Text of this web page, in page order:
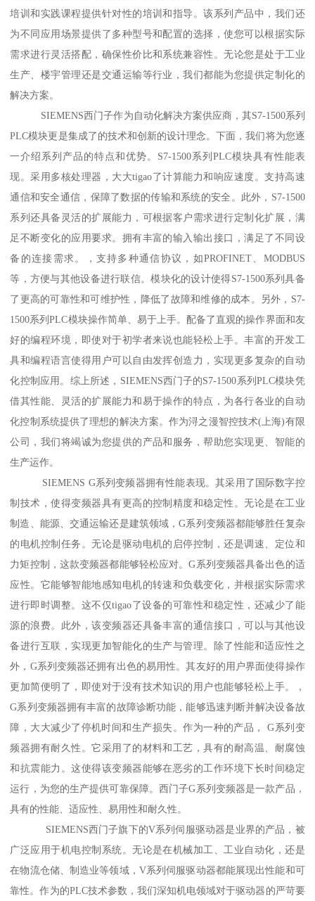
培训和实践课程提供针对性的培训和指导。该系列产品中，我们还
为不同应用场景提供了多种型号和配置的选择，使您可以根据实际
需求进行灵活搭配，确保性价比和系统兼容性。无论您是处于工业
生产、楼宇管理还是交通运输等行业，我们都能为您提供定制化的
解决方案。
SIEMENS西门子作为自动化解决方案供应商，其S7-1500系列
PLC模块更是集成了的技术和创新的设计理念。下面，我们将为您逐
一介绍系列产品的特点和优势。S7-1500系列PLC模块具有性能表
现。采用多核处理器，大大tigao了计算能力和响应速度。支持高速
通信和安全通信，保障了数据的传输和系统的安全。此外，S7-1500
系列还具备灵活的扩展能力，可根据客户需求进行定制化扩展，满
足不断变化的应用要求。拥有丰富的输入输出接口，满足了不同设
备的连接需求。，支持多种通信协议，如PROFINET、MODBUS
等，方便与其他设备进行联信。模块化的设计使得S7-1500系列具备
了更高的可靠性和可维护性，降低了故障和维修的成本。另外，S7-
1500系列PLC模块操作简单、易于上手。配备了直观的操作界面和友
好的编程环境，即使对于初学者来说也能轻松上手。丰富的开发工
具和编程语言使得用户可以自由发挥创造力，实现更多复杂的自动
化控制应用。综上所述，SIEMENS西门子的S7-1500系列PLC模块凭
借其性能、灵活的扩展能力和易于操作的特点，为各行各业的自动
化控制系统提供了理想的解决方案。作为浔之漫智控技术(上海)有限
公司，我们将竭诚为您提供的产品和服务，帮助您实现更、智能的
生产运作。
SIEMENS G系列变频器拥有性能表现。其采用了国际数字控
制技术，使得变频器具有更高的控制精度和稳定性。无论是在工业
制造、能源、交通运输还是建筑领域，G系列变频器都能够胜任复杂
的电机控制任务。无论是驱动电机的启停控制，还是调速、定位和
力矩控制，这款变频器都能够轻松应对。G系列变频器具备出色的适
应性。它能够智能地感知电机的转速和负载变化，并根据实际需求
进行即时调整。这不仅tigao了设备的可靠性和稳定性，还减少了能
源的浪费。此外，该变频器还具备丰富的通信接口，可以与其他设
备进行互联，实现更加智能化的生产与管理。除了性能和适应性之
外，G系列变频器还拥有出色的易用性。其友好的用户界面使得操作
更加简便明了，即使对于没有技术知识的用户也能够轻松上手。，
G系列变频器拥有丰富的故障诊断功能，能够迅速判断并解决设备故
障，大大减少了停机时间和生产损失。作为一种的产品， G系列变
频器拥有耐久性。它采用了的材料和工艺，具有的耐高温、耐腐蚀
和抗震能力。这使得该变频器能够在恶劣的工作环境下长时间稳定
运行，为您的生产提供可靠保障。西门子G系列变频器是一款产品，
具有的性能、适应性、易用性和耐久性。
SIEMENS西门子旗下的V系列伺服驱动器是业界的产品，被
广泛应用于机电控制系统。无论是在机械加工、工业自动化，还是
在物流仓储、制造业等领域，V系列伺服驱动器都能展现出性能和可
靠性。作为的PLC技术参数，我们深知机电领域对于驱动器的严苛要